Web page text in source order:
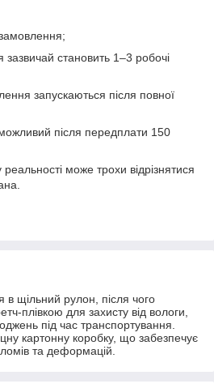
зазвичай становить 1–3 робочі
запускаються після повної
після передплати 150
реальності може трохи відрізнятися
в щільний рулон, після чого
плівкою для захисту від вологи,
під час транспортування.
картонну коробку, що забезпечує
та деформацій.